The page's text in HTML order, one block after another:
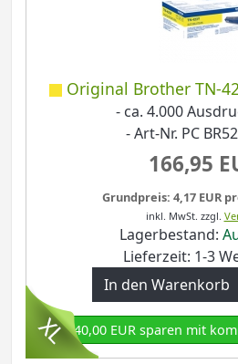
Original Brother TN-
- ca. 4.000
- Art-Nr. PC
166,95
Grundpreis: 4,17 EUR
inkl. MwSt. zzgl.
Lagerbestand:
Lieferzeit: 1-3
In den Warenkorb
140,00 EUR sparen mit